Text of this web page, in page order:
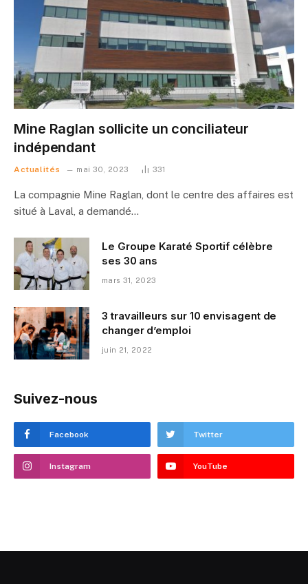
Mine Raglan sollicite un conciliateur
indépendant
Actualités mai 30, 2023 331
La compagnie Mine Raglan, dont le centre des affaires est
situé à Laval, a demandé…
Le Groupe Karaté Sportif célèbre
ses 30 ans
mars 31, 2023
3 travailleurs sur 10 envisagent de
changer d’emploi
juin 21, 2022
Suivez-nous
Facebook Twitter
Instagram YouTube